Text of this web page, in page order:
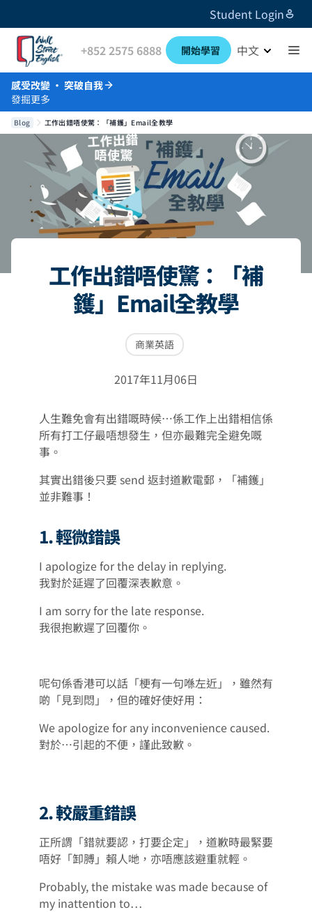
Student Login
+852 2575 6888 開始學習 中文
感受改變 · 突破自我
發掘更多
Blog 工作出錯唔使驚：「補鑊」Email全教學
工作出錯唔使驚：「補
鑊」Email全教學
商業英語
2017年11月06日
人生難免會有出錯嘅時候⋯係工作上出錯相信係
所有打工仔最唔想發生，但亦最難完全避免嘅
事。
其實出錯後只要 send 返封道歉電郵，「補鑊」
並非難事！
1. 輕微錯誤
I apologize for the delay in replying.
我對於延遲了回覆深表歉意。
I am sorry for the late response.
我很抱歉遲了回覆你。
呢句係香港可以話「梗有一句喺左近」，雖然有
啲「見到悶」，但的確好使好用：
We apologize for any inconvenience caused.
對於…引起的不便，謹此致歉。
2. 較嚴重錯誤
正所謂「錯就要認，打要企定」，道歉時最緊要
唔好「卸膊」賴人哋，亦唔應該避重就輕。
Probably, the mistake was made because of
my inattention to…